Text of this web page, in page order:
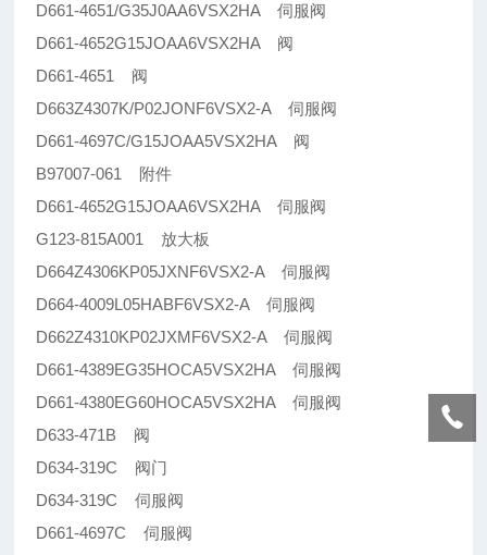
D661-4651/G35J0AA6VSX2HA 伺服阀
D661-4652G15JOAA6VSX2HA 阀
D661-4651 阀
D663Z4307K/P02JONF6VSX2-A 伺服阀
D661-4697C/G15JOAA5VSX2HA 阀
B97007-061 附件
D661-4652G15JOAA6VSX2HA 伺服阀
G123-815A001 放大板
D664Z4306KP05JXNF6VSX2-A 伺服阀
D664-4009L05HABF6VSX2-A 伺服阀
D662Z4310KP02JXMF6VSX2-A 伺服阀
D661-4389EG35HOCA5VSX2HA 伺服阀
D661-4380EG60HOCA5VSX2HA 伺服阀
D633-471B 阀
D634-319C 阀门
D634-319C 伺服阀
D661-4697C 伺服阀